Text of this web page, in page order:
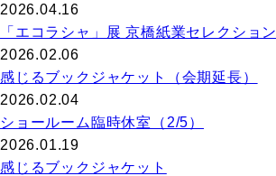
2026.04.16
「エコラシャ」展 京橋紙業セレクション
2026.02.06
感じるブックジャケット（会期延長）
2026.02.04
ショールーム臨時休室（2/5）
2026.01.19
感じるブックジャケット